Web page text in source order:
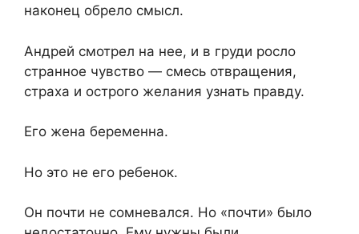
наконец обрело смысл.
Андрей смотрел на нее, и в груди росло
странное чувство — смесь отвращения,
страха и острого желания узнать правду.
Его жена беременна.
Но это не его ребенок.
Он почти не сомневался. Но «почти» было